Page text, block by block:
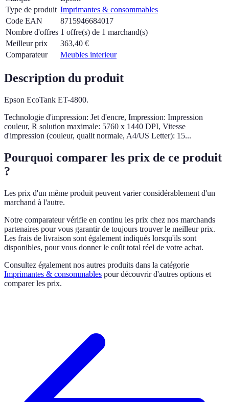
Type de produit Imprimantes & consommables
Code EAN
8715946684017
Nombre d'offres 1 offre(s) de 1 marchand(s)
Meilleur prix
363,40 €
Comparateur
Meubles interieur
Description du produit
Epson EcoTank ET-4800.
Technologie d'impression: Jet d'encre, Impression: Impression
couleur, R solution maximale: 5760 x 1440 DPI, Vitesse
d'impression (couleur, qualit normale, A4/US Letter): 15...
Pourquoi comparer les prix de ce produit
?
Les prix d'un même produit peuvent varier considérablement d'un
marchand à l'autre.
Notre comparateur vérifie en continu les prix chez nos marchands
partenaires pour vous garantir de toujours trouver le meilleur prix.
Les frais de livraison sont également indiqués lorsqu'ils sont
disponibles, pour vous donner le coût total réel de votre achat.
Consultez également nos autres produits dans la catégorie
Imprimantes & consommables pour découvrir d'autres options et
comparer les prix.